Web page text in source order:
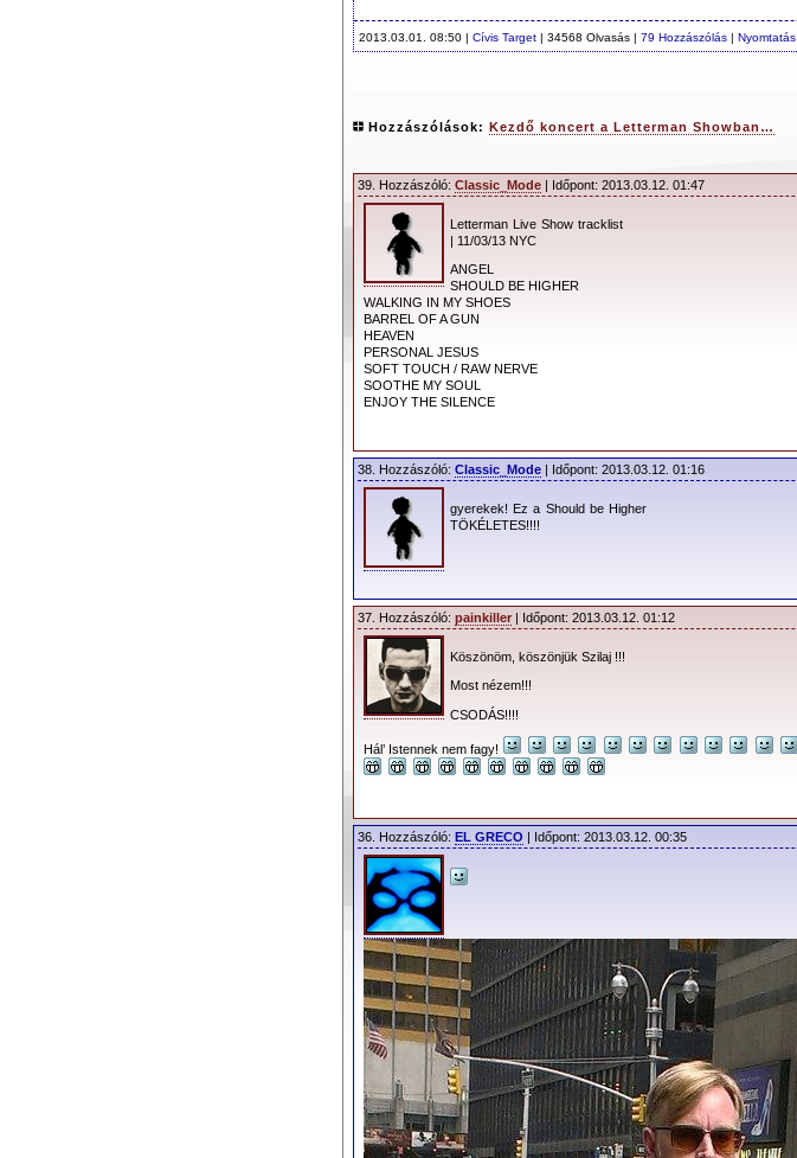
2013.03.01. 08:50 | Cívis Target | 34568 Olvasás | 79 Hozzászólás | Nyomtatás
Hozzászólások: Kezdő koncert a Letterman Showban…
39. Hozzászóló: Classic_Mode | Időpont: 2013.03.12. 01:47
Letterman Live Show tracklist
| 11/03/13 NYC
ANGEL
SHOULD BE HIGHER
WALKING IN MY SHOES
BARREL OF A GUN
HEAVEN
PERSONAL JESUS
SOFT TOUCH / RAW NERVE
SOOTHE MY SOUL
ENJOY THE SILENCE
38. Hozzászóló: Classic_Mode | Időpont: 2013.03.12. 01:16
gyerekek! Ez a Should be Higher
TÖKÉLETES!!!!
37. Hozzászóló: painkiller | Időpont: 2013.03.12. 01:12
Köszönöm, köszönjük Szilaj !!!
Most nézem!!!
CSODÁS!!!!
Hál’ Istennek nem fagy!
36. Hozzászóló: EL GRECO | Időpont: 2013.03.12. 00:35